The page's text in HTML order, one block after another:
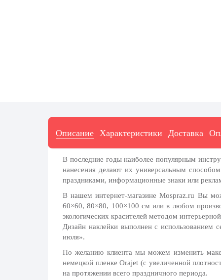
внутренних дел РФ
13 ноября, День Войск РХБЗ
Артиллерии
День матери (последнее воскресенье
ноября)
5 декабря, День начала
контрнаступления советских войск
9 декабря, Международный день
борьбы с коррупцией
9 декабря, День Героев Отечества
Описание Характеристики Доставка
В последние годы наиболее популярным
нанесения делают их универсальным
праздниками, информационные знаки или
В нашем интернет-магазине Mospraz.ru Вы
60×60, 80×80, 100×100 см или в любом
экологических красителей методом
Дизайн наклейки выполнен с
июля».
По желанию клиента мы можем изменить
немецкой пленке Orajet (с увеличенной
на протяжении всего праздничного периода.